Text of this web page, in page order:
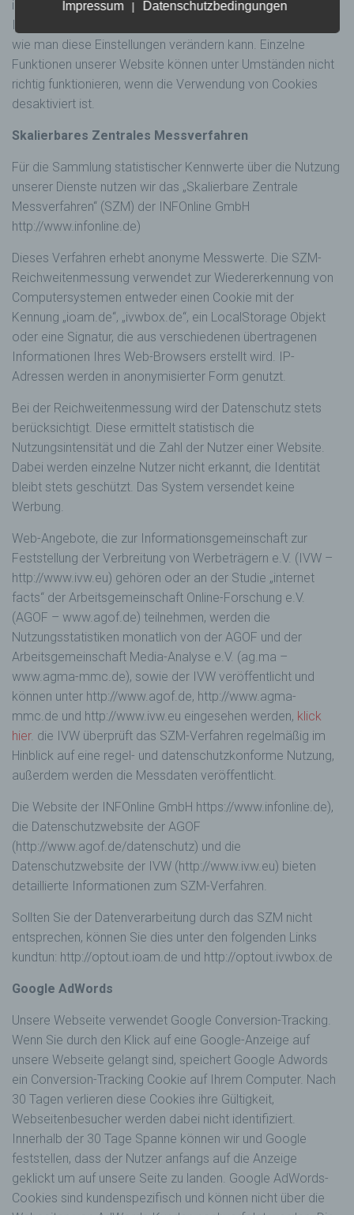
ihrem Browser verhindert werden. In den Erläuterungen zu
Ihrem Internetbrowsers finden Sie Informationen darüber,
wie man diese Einstellungen verändern kann. Einzelne
Funktionen unserer Website können unter Umständen nicht
richtig funktionieren, wenn die Verwendung von Cookies
desaktiviert ist.
Skalierbares Zentrales Messverfahren
Für die Sammlung statistischer Kennwerte über die Nutzung
unserer Dienste nutzen wir das „Skalierbare Zentrale
Messverfahren“ (SZM) der INFOnline GmbH
http://www.infonline.de)
Dieses Verfahren erhebt anonyme Messwerte. Die SZM-
Reichweitenmessung verwendet zur Wiedererkennung von
Computersystemen entweder einen Cookie mit der
Kennung „ioam.de“, „ivwbox.de“, ein LocalStorage Objekt
oder eine Signatur, die aus verschiedenen übertragenen
Informationen Ihres Web-Browsers erstellt wird. IP-
Adressen werden in anonymisierter Form genutzt.
Bei der Reichweitenmessung wird der Datenschutz stets
berücksichtigt. Diese ermittelt statistisch die
Nutzungsintensität und die Zahl der Nutzer einer Website.
Dabei werden einzelne Nutzer nicht erkannt, die Identität
bleibt stets geschützt. Das System versendet keine
Werbung.
Web-Angebote, die zur Informationsgemeinschaft zur
Feststellung der Verbreitung von Werbeträgern e.V. (IVW –
http://www.ivw.eu) gehören oder an der Studie „internet
facts“ der Arbeitsgemeinschaft Online-Forschung e.V.
(AGOF – www.agof.de) teilnehmen, werden die
Nutzungsstatistiken monatlich von der AGOF und der
Arbeitsgemeinschaft Media-Analyse e.V. (ag.ma –
www.agma-mmc.de), sowie der IVW veröffentlicht und
können unter http://www.agof.de, http://www.agma-
mmc.de und http://www.ivw.eu eingesehen werden, klick
hier. die IVW überprüft das SZM-Verfahren regelmäßig im
Hinblick auf eine regel- und datenschutzkonforme Nutzung,
außerdem werden die Messdaten veröffentlicht.
Die Website der INFOnline GmbH https://www.infonline.de),
die Datenschutzwebsite der AGOF
(http://www.agof.de/datenschutz) und die
Datenschutzwebsite der IVW (http://www.ivw.eu) bieten
detaillierte Informationen zum SZM-Verfahren.
Sollten Sie der Datenverarbeitung durch das SZM nicht
entsprechen, können Sie dies unter den folgenden Links
kundtun: http://optout.ioam.de und http://optout.ivwbox.de
Google AdWords
Unsere Webseite verwendet Google Conversion-Tracking.
Wenn Sie durch den Klick auf eine Google-Anzeige auf
unsere Webseite gelangt sind, speichert Google Adwords
ein Conversion-Tracking Cookie auf Ihrem Computer. Nach
30 Tagen verlieren diese Cookies ihre Gültigkeit,
Webseitenbesucher werden dabei nicht identifiziert.
Innerhalb der 30 Tage Spanne können wir und Google
feststellen, dass der Nutzer anfangs auf die Anzeige
geklickt um auf unsere Seite zu landen. Google AdWords-
Cookies sind kundenspezifisch und können nicht über die
oder andere Stelle, die personenbezogene
verarbeitet.
i) Empfänger
Empfänger ist eine natürliche oder juristische
Person, Behörde, Einrichtung oder andere
offengelegt werden, unabhängig davon, ob
nicht. Behörden, die im Rahmen eines
bestimmten Untersuchungsauftrags nach
dem Unionsrecht oder dem Recht der
Mitgliedstaaten möglicherweise
personenbezogene Daten erhalten, gelten
Dritter ist eine natürliche oder juristische
Person, Behörde, Einrichtung oder andere
Stelle außer der betroffenen Person, dem
Verantwortlichen, dem Auftragsverarbeiter
und den Personen, die unter der
unmittelbaren Verantwortung des
Verantwortlichen oder des
Auftragsverarbeiters befugt sind, die
personenbezogenen Daten zu verarbeiten.
Einwilligung ist jede von der betroffenen
Person freiwillig für den bestimmten Fall in
informierter Weise und unmissverständlich
eindeutigen bestätigenden Handlung, mit der
die betroffene Person zu verstehen gibt, dass
sie mit der Verarbeitung der sie betreffenden
personenbezogenen Daten einverstanden
ist.
Name und Anschrift des für die Verarbeitung
Verantwortlichen
Verantwortlicher im Sinne der Datenschutz-
Grundverordnung, sonstiger in den Mitgliedstaaten
der Europäischen Union geltenden
Datenschutzgesetze und anderer Bestimmungen
mit datenschutzrechtlichem Charakter ist die:
c3 Critical Communication Competence
Bremer Straße 40
42109 Wuppertal
Deutschland
020274764881
Cookies / SessionStorage / LocalStorage
Die Internetseiten verwenden teilweise so
genannte Cookies, LocalStorage und
SessionStorage. Dies dient dazu, unser Angebot
nutzerfreundlicher, effektiver und sicherer zu
machen. Local Storage und SessionStorage ist
eine Technologie, mit welcher ihr Browser Daten
auf Ihrem Computer oder mobilen Gerät
abspeichert. Cookies sind Textdateien, welche
über einen Internetbrowser auf einem
Computersystem abgelegt und gespeichert
werden. Sie können die Verwendung von Cookies,
LocalStorage und SessionStorage durch
entsprechende Einstellung in Ihrem Browser
verhindern.
Zahlreiche Internetseiten und Server verwenden
Cookies. Viele Cookies enthalten eine sogenannte
Cookie-ID. Eine Cookie-ID ist eine eindeutige
Impressum | Datenschutzbedingungen